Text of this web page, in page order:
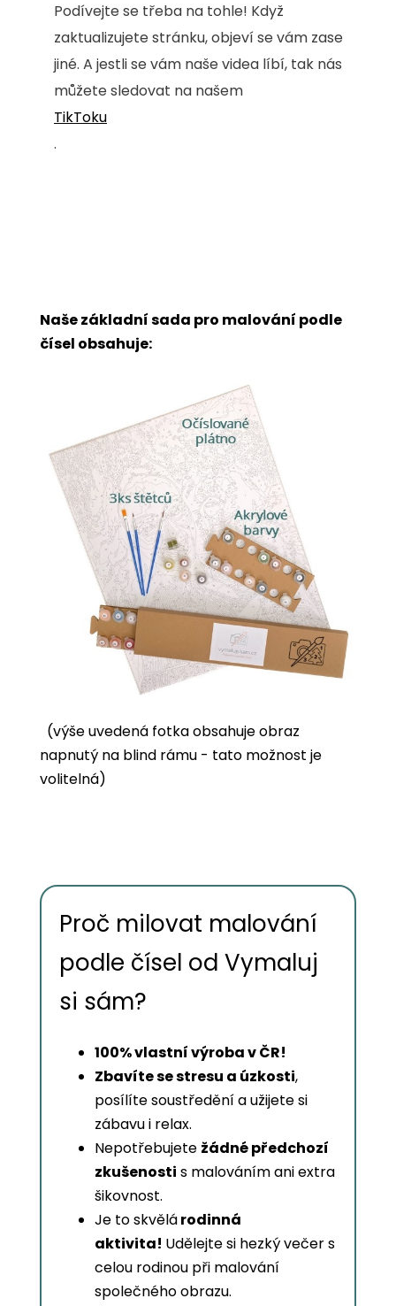
Podívejte se třeba na tohle! Když
zaktualizujete stránku, objeví se vám zase
jiné. A jestli se vám naše videa líbí, tak nás
můžete sledovat na našem
TikToku
.
Naše základní sada pro malování podle
čísel obsahuje:
(výše uvedená fotka obsahuje obraz
napnutý na blind rámu - tato možnost je
volitelná)
Proč milovat malování
podle čísel od Vymaluj
si sám?
100% vlastní výroba v ČR!
Zbavíte se stresu a úzkosti,
posílíte soustředění a užijete si
zábavu i relax.
Nepotřebujete žádné předchozí
zkušenosti s malováním ani extra
šikovnost.
Je to skvělárodinná
aktivita! Udělejte si hezký večer s
celou rodinou při malování
společného obrazu.